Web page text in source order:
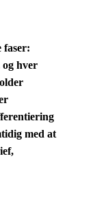
faser:
hver
med at